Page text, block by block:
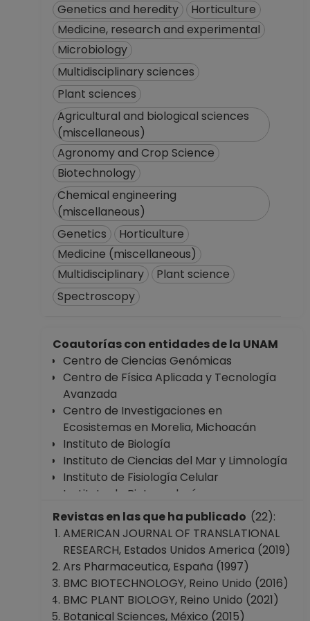
Estudios de
Posgrado
(fecha inicial de
registros en el SIIA)
Genetics and heredity
Horticulture
Medicine, research and experimental
Microbiology
Multidisciplinary sciences
Plant sciences
Agricultural and biological sciences
(miscellaneous)
Agronomy and Crop Science
Biotechnology
Chemical engineering
(miscellaneous)
Genetics
Horticulture
Medicine (miscellaneous)
Multidisciplinary
Plant science
Spectroscopy
Coautorías con entidades de la UNAM
Centro de Ciencias Genómicas
Centro de Física Aplicada y Tecnología
Avanzada
Centro de Investigaciones en
Ecosistemas en Morelia, Michoacán
Instituto de Biología
Instituto de Ciencias del Mar y Limnología
Instituto de Fisiología Celular
Instituto de Biotecnología
Facultad de Ciencias
Escuela Nacional de Estudios Superiores,
Unidad León, Guanajuato
Coordinación de Estudios de Posgrado
Revistas en las que ha publicado (22):
AMERICAN JOURNAL OF TRANSLATIONAL
RESEARCH, Estados Unidos America (2019)
Ars Pharmaceutica, España (1997)
BMC BIOTECHNOLOGY, Reino Unido (2016)
BMC PLANT BIOLOGY, Reino Unido (2021)
Botanical Sciences, México (2015)